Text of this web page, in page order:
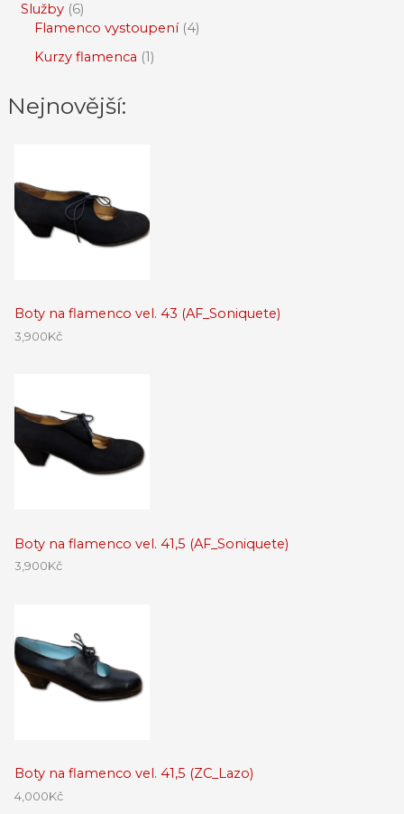
Služby 6
Flamenco vystoupení 4
Kurzy flamenca 1
Nejnovější:
Boty na flamenco vel. 43 (AF_Soniquete)
3,900Kč
Boty na flamenco vel. 41,5 (AF_Soniquete)
3,900Kč
Boty na flamenco vel. 41,5 (ZC_Lazo)
4,000Kč